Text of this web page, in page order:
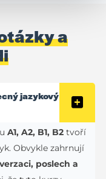
a
jazykový
A1, A2, B1, B2 tvoří
Obvykle zahrnují
poslech a